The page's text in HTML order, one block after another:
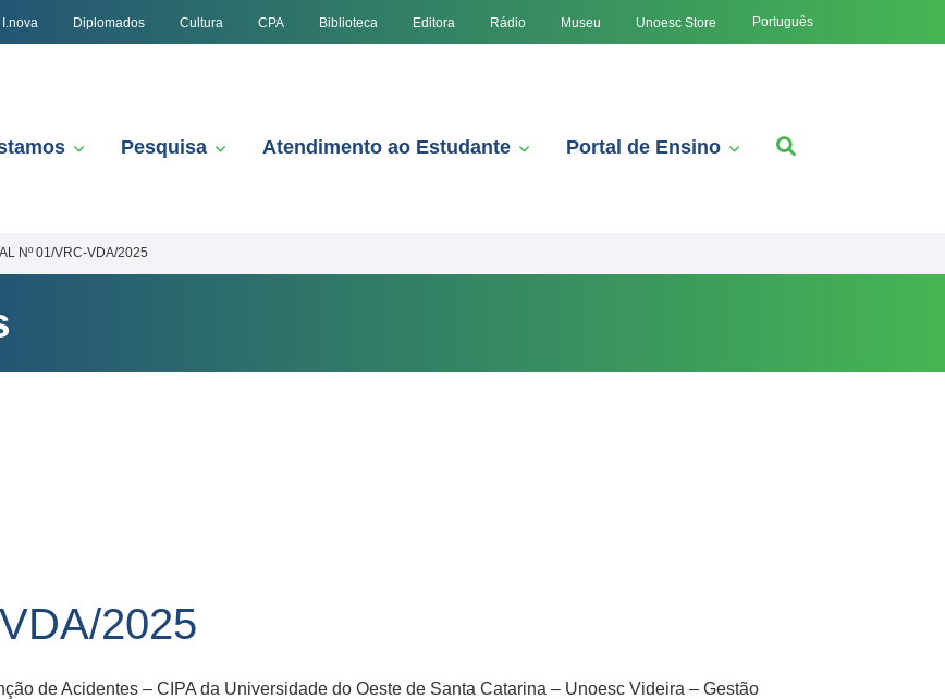
I.nova Diplomados Cultura CPA Biblioteca Editora Rádio Museu Unoesc Store Português
Pesquisa Atendimento ao Estudante Portal de Ensino
Nº 01/VRC-VDA/2025
2025
de Acidentes – CIPA da Universidade do Oeste de Santa Catarina – Unoesc Videira – Gestão